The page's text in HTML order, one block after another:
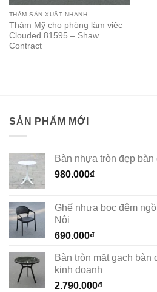
THẢM SẢN XUẤT NHANH
Thảm Mỹ cho phòng làm việc
Clouded 81595 – Shaw
Contract
SẢN PHẨM MỚI
Bàn nhựa tròn đẹp
980.000₫
Ghế nhựa bọc đệm
Nội
690.000₫
Bàn tròn mặt gạch bàn
kinh doanh
2.790.000₫